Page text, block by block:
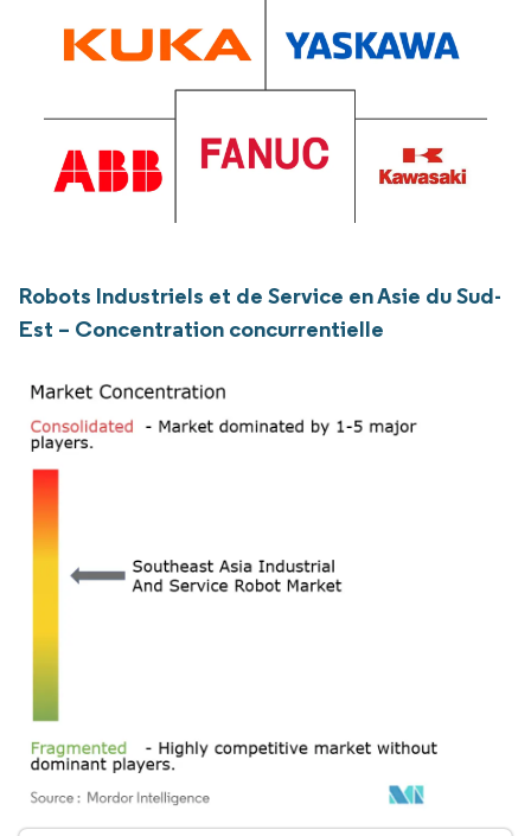
Robots Industriels et de Service en Asie du Sud-
Est – Concentration concurrentielle